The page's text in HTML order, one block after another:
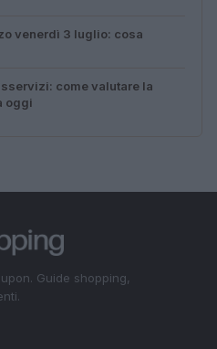
venerdì 3 luglio: cosa
come valutare la
oggi
Guide shopping,